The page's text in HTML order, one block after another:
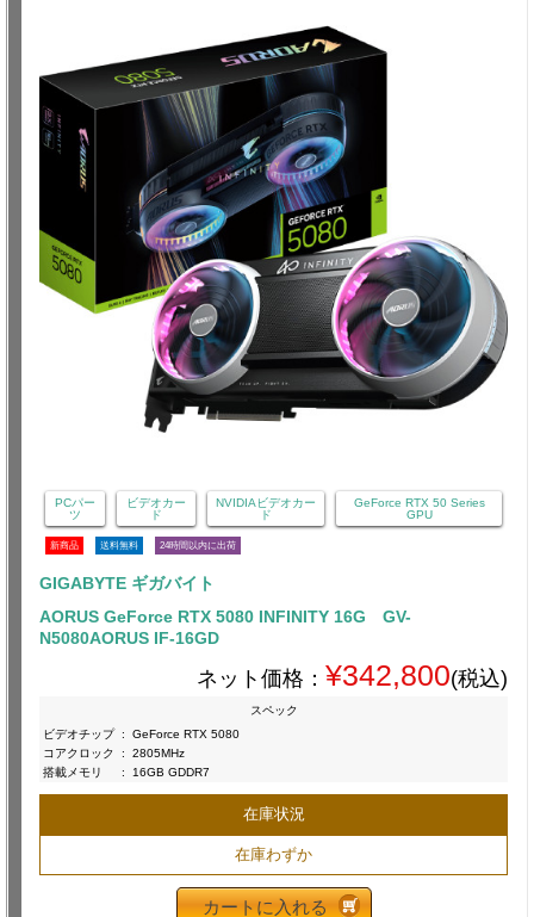
PCパー
ツ
ビデオカー
ド
NVIDIAビデオカー
ド
GeForce RTX 50 Series
GPU
新商品 送料無料 24時間以内に出荷
GIGABYTE ギガバイト
AORUS GeForce RTX 5080 INFINITY 16G GV-
N5080AORUS IF-16GD
ネット価格： ¥342,800(税込)
スペック
ビデオチップ :
GeForce RTX 5080
コアクロック
:
2805MHz
搭載メモリ
: 16GB GDDR7
在庫状況
在庫わずか
カートに入れる